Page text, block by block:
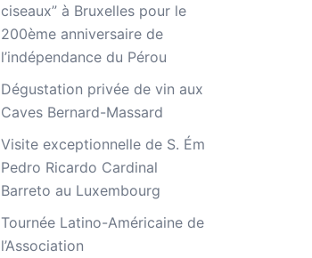
ciseaux” à Bruxelles pour le
200ème anniversaire de
l’indépendance du Pérou
Dégustation privée de vin aux
Caves Bernard-Massard
Visite exceptionnelle de S. Ém
Pedro Ricardo Cardinal
Barreto au Luxembourg
Tournée Latino-Américaine de
l’Association